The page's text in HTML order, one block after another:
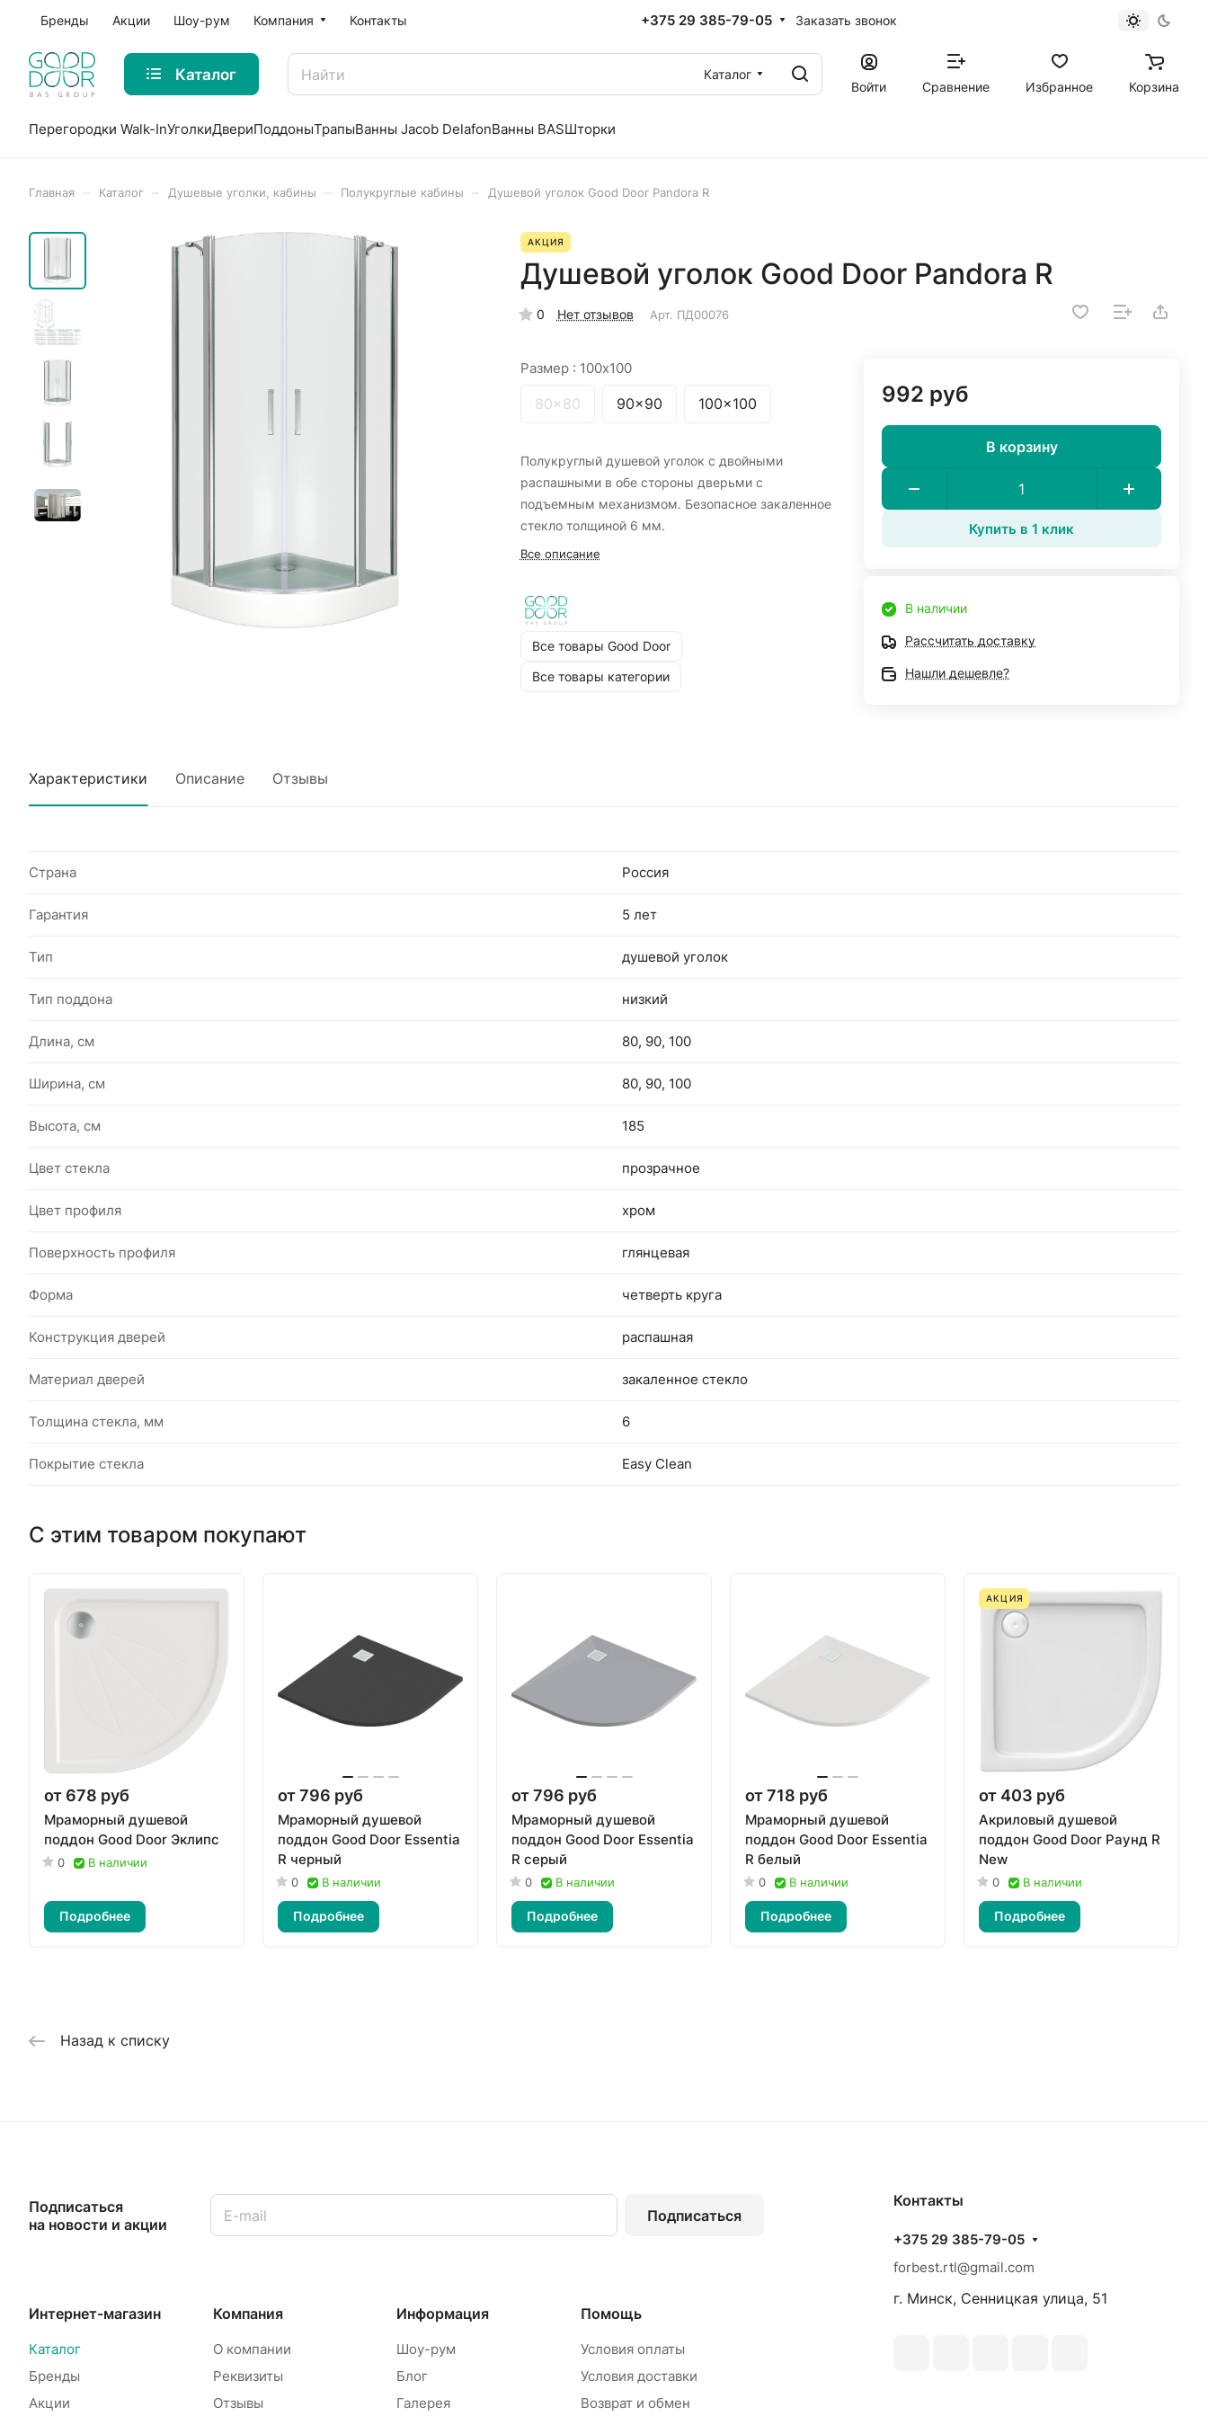
Бренды Акции Шоу-рум Компания Контакты +375 29 385-79-05 Заказать звонок
Каталог
Каталог
Войти
Сравнение Избранное Корзина
Перегородки Walk-InУголкиДвериПоддоныТрапыВанны Jacob DelafonВанны BASШторки
Главная Каталог Душевые уголки, кабины Полукруглые кабины Душевой уголок Good Door Pandora R
АКЦИЯ
Душевой уголок Good Door Pandora R
0 Нет отзывов Арт. ПД00076
Размер : 100x100
80x80 90x90 100x100
Полукруглый душевой уголок с двойными
распашными в обе стороны дверьми с
подъемным механизмом. Безопасное закаленное
стекло толщиной 6 мм.
Все описание
Все товары Good Door
Все товары категории
992 руб
В корзину
Купить в 1 клик
В наличии
Рассчитать доставку
Нашли дешевле?
Характеристики Описание Отзывы
Страна Россия
Гарантия 5 лет
Тип душевой уголок
Тип поддона низкий
Длина, см 80, 90, 100
Ширина, см 80, 90, 100
Высота, см 185
Цвет стекла прозрачное
Цвет профиля хром
Поверхность профиля глянцевая
Форма четверть круга
Конструкция дверей распашная
Материал дверей закаленное стекло
Толщина стекла, мм 6
Покрытие стекла Easy Clean
С этим товаром покупают
от 678 руб
Мраморный душевой
поддон Good Door Эклипс
0 В наличии
Подробнее
от 796 руб
Мраморный душевой
поддон Good Door Essentia
R черный
0 В наличии
Подробнее
от 796 руб
Мраморный душевой
поддон Good Door Essentia
R серый
0 В наличии
Подробнее
от 718 руб
Мраморный душевой
поддон Good Door Essentia
R белый
0 В наличии
Подробнее
АКЦИЯ
от 403 руб
Акриловый душевой
поддон Good Door Раунд R
New
0 В наличии
Подробнее
Назад к списку
Подписаться
на новости и акции
Подписаться
Интернет-магазин
Каталог
Бренды
Акции
Компания
О компании
Реквизиты
Отзывы
Информация
Шоу-рум
Блог
Галерея
Помощь
Условия оплаты
Условия доставки
Возврат и обмен
Контакты
+375 29 385-79-05
forbest.rtl@gmail.com
г. Минск, Сенницкая улица, 51